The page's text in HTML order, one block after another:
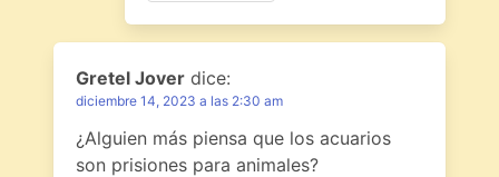
Gretel Jover dice:
diciembre 14, 2023 a las 2:30 am
¿Alguien más piensa que los acuarios
son prisiones para animales?